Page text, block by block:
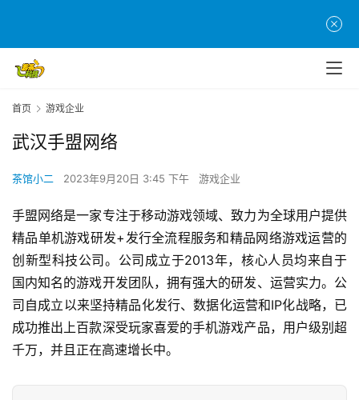
首
页
游
茶
原
创
游
戏
业
界
手
机
游
首页 游戏企业
武汉手盟网络
茶馆小二 2023年9月20日 3:45 下午 游戏企业
手盟网络是一家专注于移动游戏领域、致力为全球用户提供
精品单机游戏研发+发行全流程服务和精品网络游戏运营的
创新型科技公司。公司成立于2013年，核心人员均来自于
国内知名的游戏开发团队，拥有强大的研发、运营实力。公
司自成立以来坚持精品化发行、数据化运营和IP化战略，已
成功推出上百款深受玩家喜爱的手机游戏产品，用户级别超
千万，并且正在高速增长中。